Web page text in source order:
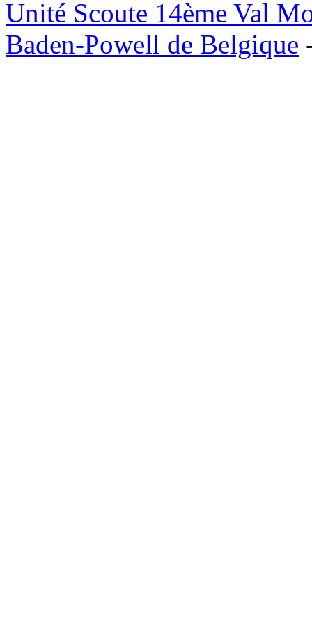
Unité Scoute 14ème Val
Baden-Powell de Belgique